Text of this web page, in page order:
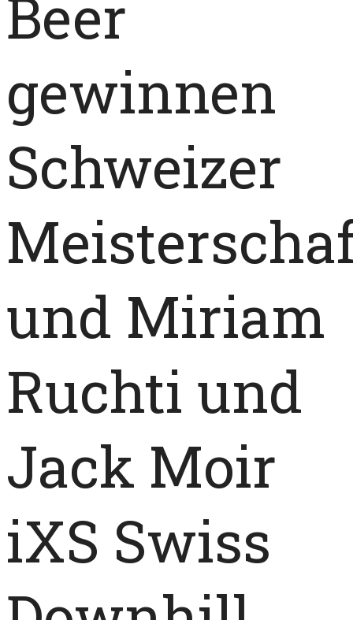
Beer
gewinnen
Schweizer
und Miriam
Ruchti und
Jack Moir
iXS Swiss